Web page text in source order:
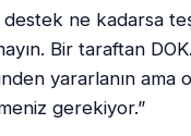
destek ne kadarsa
Bir taraftan
yararlanın ama
gerekiyor.”